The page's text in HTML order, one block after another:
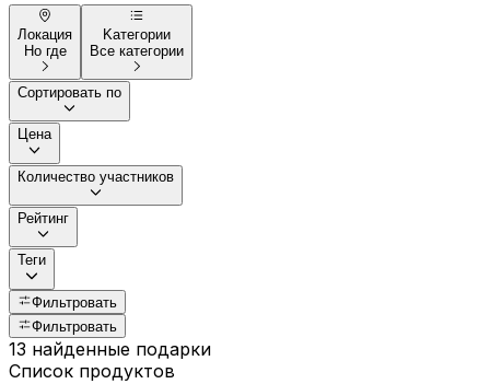
Локация
Но где
Kатегории
Все категории
Сортировать по
Цена
Количество участников
Рейтинг
Теги
Фильтровать
Фильтровать
13 найденные подарки
Список продуктов